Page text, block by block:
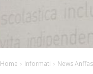
Home Informati News Anffas